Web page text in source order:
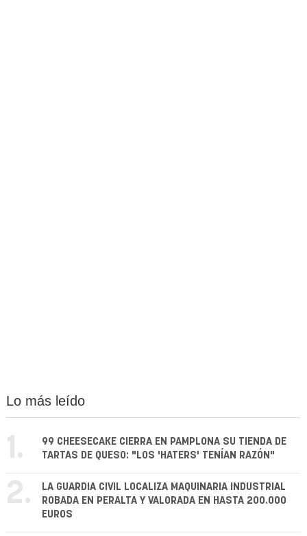
Lo más leído
1.
99 CHEESECAKE CIERRA EN PAMPLONA SU TIENDA DE
TARTAS DE QUESO: "LOS 'HATERS' TENÍAN RAZÓN"
2.
LA GUARDIA CIVIL LOCALIZA MAQUINARIA INDUSTRIAL
ROBADA EN PERALTA Y VALORADA EN HASTA 200.000
EUROS